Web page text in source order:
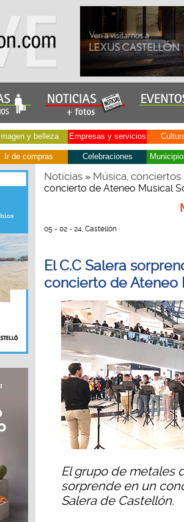
Imagen y belleza Empresas y servicios
Ir de compras Celebraciones
Noticias» Música, conciertos
concierto de Ateneo Musical
05 - 02 - 24, Castellón
El C.C Salera
concierto de Ateneo
El grupo de metales
sorprende en un
Salera de Castellón.